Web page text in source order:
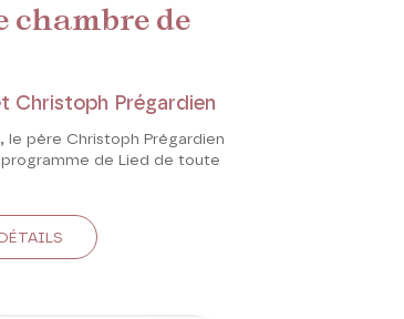
chambre de
Christoph Prégardien
le père Christoph Prégardien
de Lied de toute
DÉTAILS